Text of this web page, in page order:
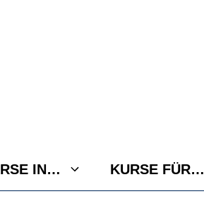
IN… KURSE FÜR…